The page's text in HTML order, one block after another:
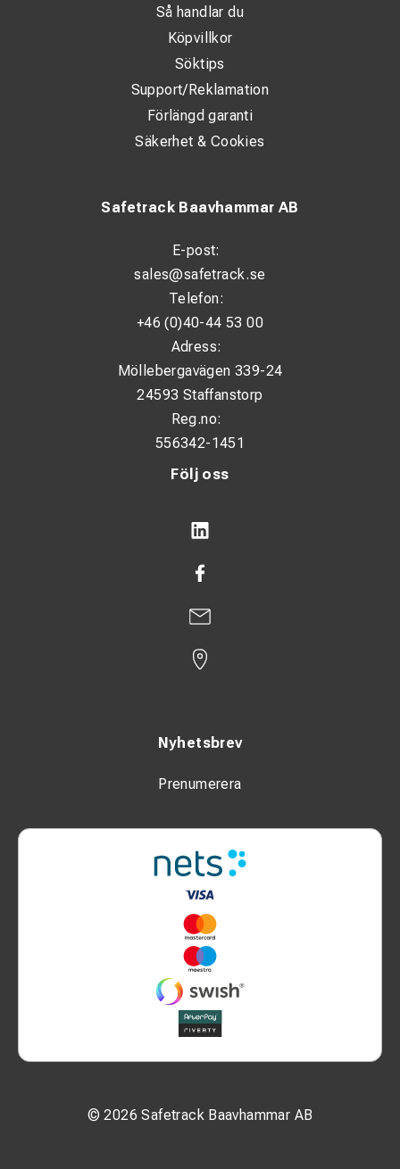
Följ oss
Nyhetsbrev
Prenumerera
© 2026 Safetrack Baavhammar AB
Safetrack Baavhammar AB
E-post:
sales@safetrack.se
Telefon:
+46 (0)40-44 53 00
Adress:
Möllebergavägen 339-24
24593 Staffanstorp
Reg.no:
556342-1451
Så handlar du
Köpvillkor
Söktips
Support/Reklamation
Förlängd garanti
Säkerhet & Cookies